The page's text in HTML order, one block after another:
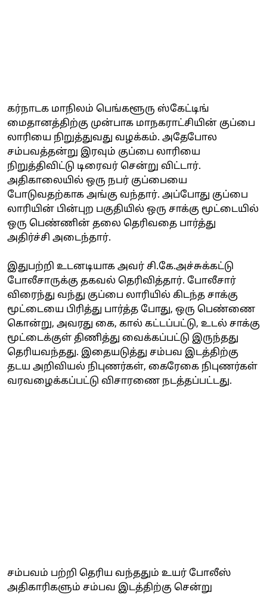
கர்நாடக மாநிலம் பெங்களூரு ஸ்கேட்டிங்
மைதானத்திற்கு முன்பாக மாநகராட்சியின் குப்பை
லாரியை நிறுத்துவது வழக்கம். அதேபோல
சம்பவத்தன்று இரவும் குப்பை லாரியை
நிறுத்திவிட்டு டிரைவர் சென்று விட்டார்.
அதிகாலையில் ஒரு நபர் குப்பையை
போடுவதற்காக அங்கு வந்தார். அப்போது குப்பை
லாரியின் பின்புற பகுதியில் ஒரு சாக்கு மூட்டையில்
ஒரு பெண்ணின் தலை தெரிவதை பார்த்து
அதிர்ச்சி அடைந்தார்.
இதுபற்றி உடனடியாக அவர் சி.கே.அச்சுக்கட்டு
போலீசாருக்கு தகவல் தெரிவித்தார். போலீசார்
விரைந்து வந்து குப்பை லாரியில் கிடந்த சாக்கு
மூட்டையை பிரித்து பார்த்த போது, ஒரு பெண்ணை
கொன்று, அவரது கை, கால் கட்டப்பட்டு, உடல் சாக்கு
மூட்டைக்குள் திணித்து வைக்கப்பட்டு இருந்தது
தெரியவந்தது. இதையடுத்து சம்பவ இடத்திற்கு
தடய அறிவியல் நிபுணர்கள், கைரேகை நிபுணர்கள்
வரவழைக்கப்பட்டு விசாரணை நடத்தப்பட்டது.
சம்பவம் பற்றி தெரிய வந்ததும் உயர் போலீஸ்
அதிகாரிகளும் சம்பவ இடத்திற்கு சென்று